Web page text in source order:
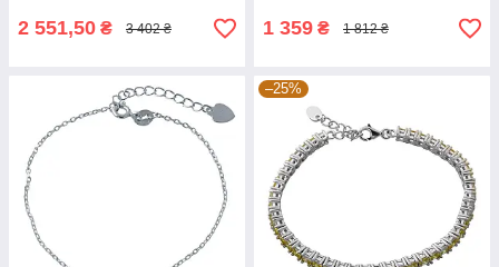
2 551,50 ₴ 3 402 ₴ 1 359 ₴ 1 812 ₴
–25%